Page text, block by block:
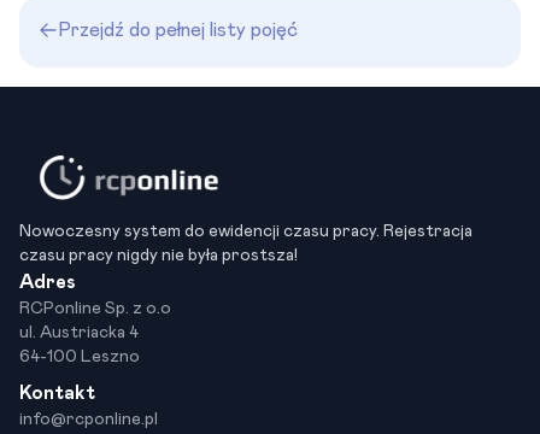
Przejdź do pełnej listy pojęć
Nowoczesny system do ewidencji czasu pracy. Rejestracja
czasu pracy nigdy nie była prostsza!
Adres
RCPonline Sp. z o.o
ul. Austriacka 4
64-100 Leszno
Kontakt
info@rcponline.pl